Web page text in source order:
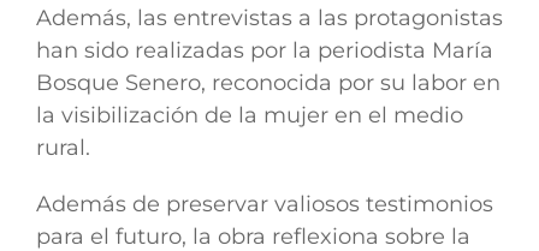
Además, las entrevistas a las protagonistas
han sido realizadas por la periodista María
Bosque Senero, reconocida por su labor en
la visibilización de la mujer en el medio
rural.
Además de preservar valiosos testimonios
para el futuro, la obra reflexiona sobre la